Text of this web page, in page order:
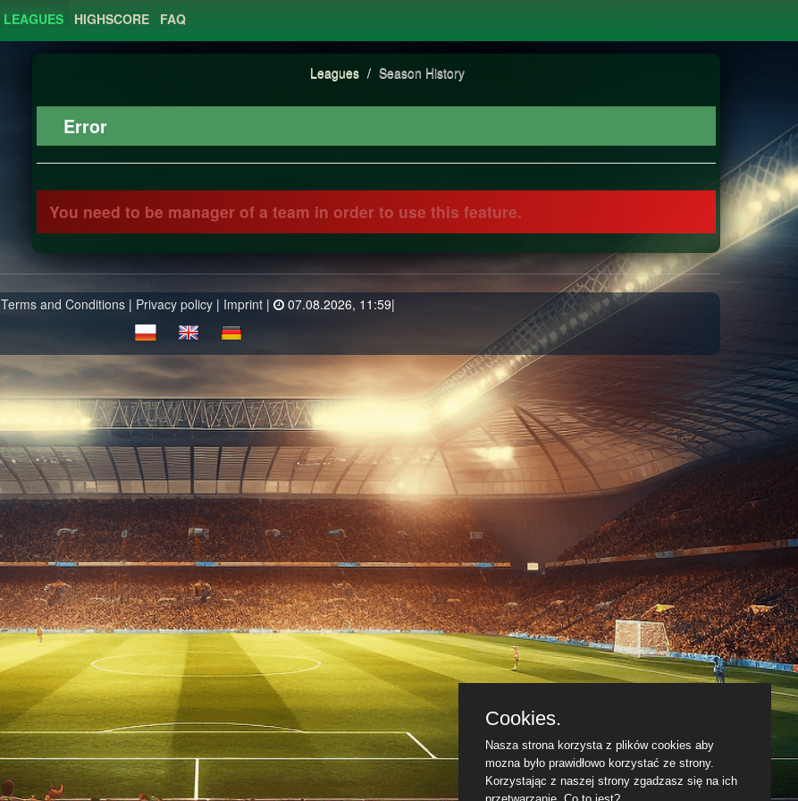
LEAGUES HIGHSCORE FAQ
Leagues / Season History
Error
You need to be manager of a team in order to use this feature.
Terms and Conditions| Privacy policy| Imprint| 07.08.2026, 11:59|
Cookies.
Nasza strona korzysta z plików cookies aby
mozna było prawidłowo korzystać ze strony.
Korzystając z naszej strony zgadzasz się na ich